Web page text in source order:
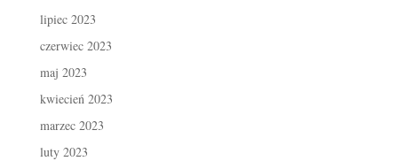
lipiec 2023
czerwiec 2023
maj 2023
kwiecień 2023
marzec 2023
luty 2023